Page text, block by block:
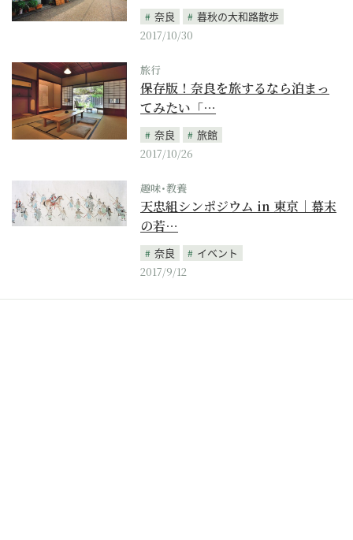
奈良
暮秋の大和路散歩
2017/10/30
旅行
保存版！奈良を旅するなら泊まっ
てみたい「…
奈良
旅館
2017/10/26
趣味･教養
天忠組シンポジウム in 東京｜幕末
の若…
奈良
イベント
2017/9/12